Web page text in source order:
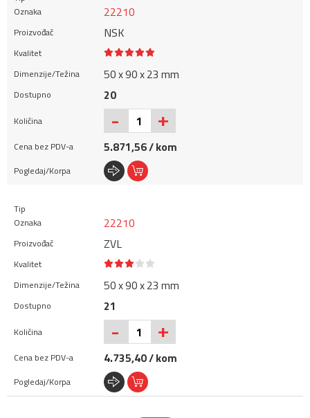
22210
NSK
50 x 90 x 23 mm
20
- +
5.871,56 / kom
22210
ZVL
50 x 90 x 23 mm
21
- +
4.735,40 / kom